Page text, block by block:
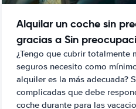
Alquilar un coche sin
gracias a Sin
¿Tengo que cubrir totalmente
seguros necesito como
alquiler es la más adecuada?
complicadas que debe
coche durante para las